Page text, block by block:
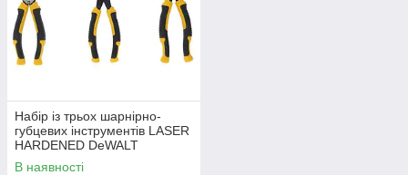
Набір із трьох шарнірно-
губцевих інструментів LASER
HARDENED DeWALT
DWHT82813-0
В наявності